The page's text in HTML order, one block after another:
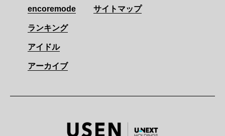
encoremode
ランキング
アイドル
アーカイブ
サイトマップ